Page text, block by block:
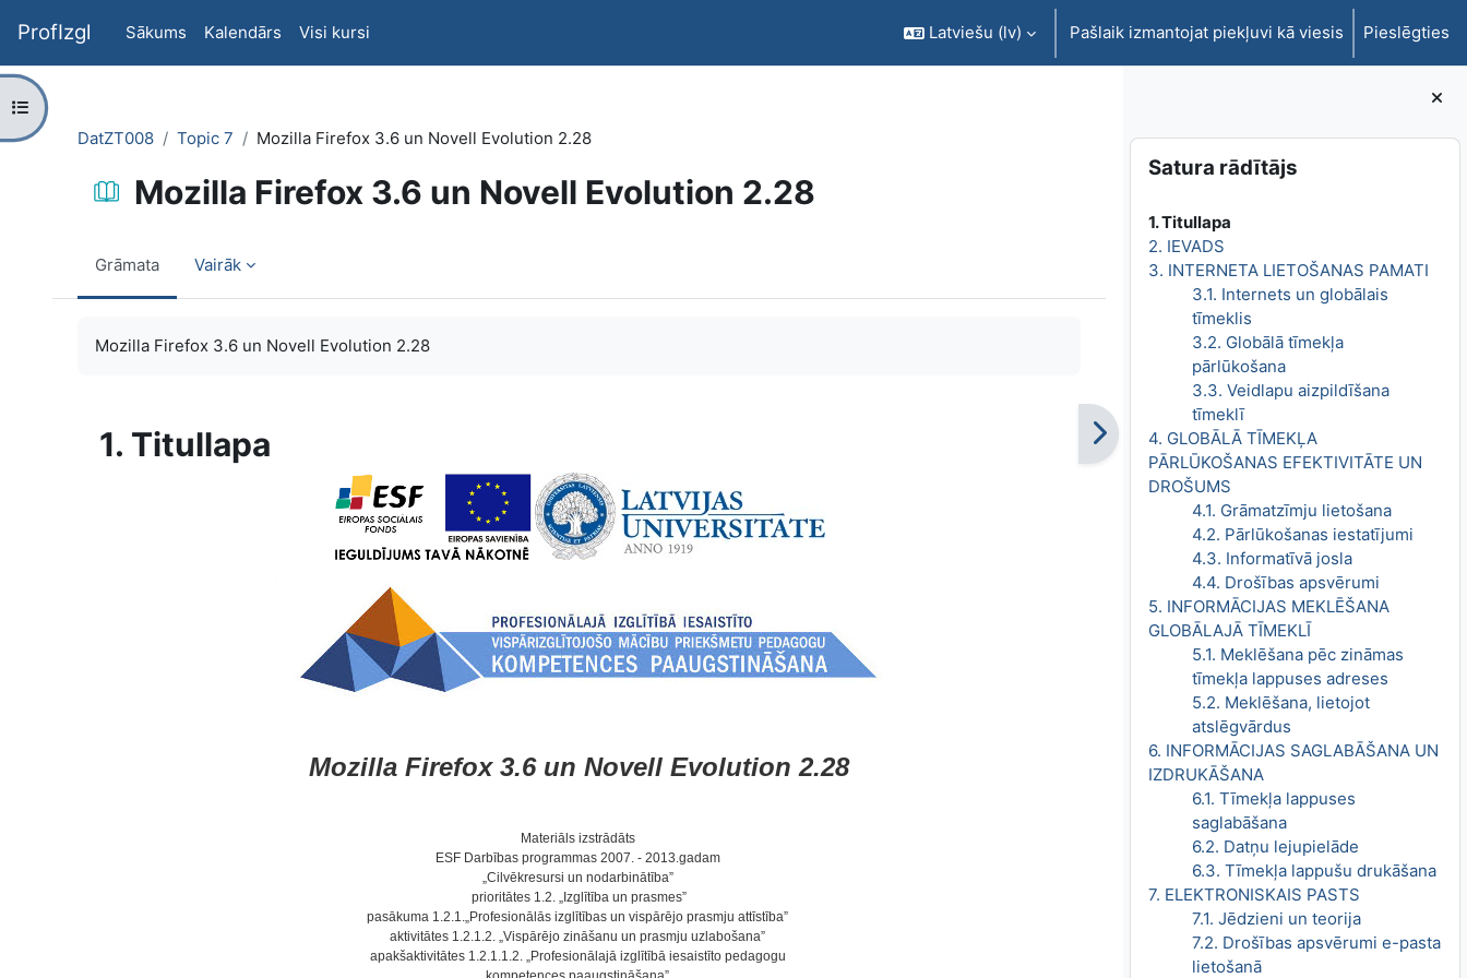
ProfIzgl Sākums Kalendārs Visi kursi Latviešu ‎(lv)‎ Pašlaik izmantojat piekļuvi kā viesis Pieslēgties
Bloki
Izlaist Satura rādītājs
Satura rādītājs
1. Titullapa
2. IEVADS
3. INTERNETA LIETOŠANAS PAMATI
3.1. Internets un globālais
tīmeklis
3.2. Globālā tīmekļa
pārlūkošana
3.3. Veidlapu aizpildīšana
tīmeklī
4. GLOBĀLĀ TĪMEKĻA
PĀRLŪKOŠANAS EFEKTIVITĀTE UN
DROŠUMS
4.1. Grāmatzīmju lietošana
4.2. Pārlūkošanas iestatījumi
4.3. Informatīvā josla
4.4. Drošības apsvērumi
5. INFORMĀCIJAS MEKLĒŠANA
GLOBĀLAJĀ TĪMEKLĪ
5.1. Meklēšana pēc zināmas
tīmekļa lappuses adreses
5.2. Meklēšana, lietojot
atslēgvārdus
6. INFORMĀCIJAS SAGLABĀŠANA UN
IZDRUKĀŠANA
6.1. Tīmekļa lappuses
saglabāšana
6.2. Datņu lejupielāde
6.3. Tīmekļa lappušu drukāšana
7. ELEKTRONISKAIS PASTS
7.1. Jēdzieni un teorija
7.2. Drošības apsvērumi e-pasta
lietošanā
Atvērt kursu indeksu
DatZT008
Topic 7 Mozilla Firefox 3.6 un Novell Evolution 2.28
Mozilla Firefox 3.6 un Novell Evolution 2.28
Grāmata Vairāk
Mozilla Firefox 3.6 un Novell Evolution 2.28
1. Titullapa
Mozilla Firefox 3.6 un Novell Evolution 2.28
Materiāls izstrādāts
ESF Darbības programmas 2007. - 2013.gadam
„Cilvēkresursi un nodarbinātība”
prioritātes 1.2. „Izglītība un prasmes”
pasākuma 1.2.1.„Profesionālās izglītības un vispārējo prasmju attīstība”
aktivitātes 1.2.1.2. „Vispārējo zināšanu un prasmju uzlabošana”
apakšaktivitātes 1.2.1.1.2. „Profesionālajā izglītībā iesaistīto pedagogu